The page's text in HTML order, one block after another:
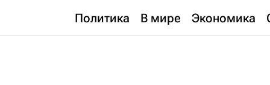
Политика В мире Экономика